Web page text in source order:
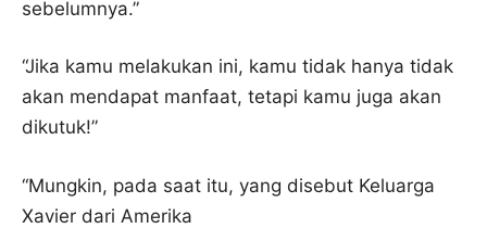
sebelumnya.”
“Jika kamu melakukan ini, kamu tidak hanya tidak
akan mendapat manfaat, tetapi kamu juga akan
dikutuk!”
“Mungkin, pada saat itu, yang disebut Keluarga
Xavier dari Amerika